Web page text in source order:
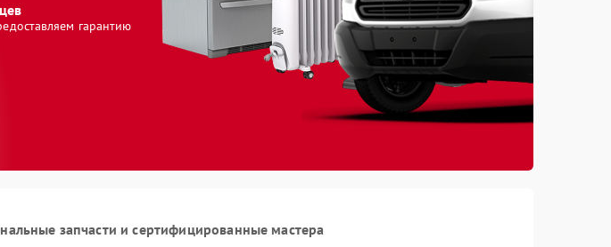
гарантию
запчасти и сертифицированные мастера